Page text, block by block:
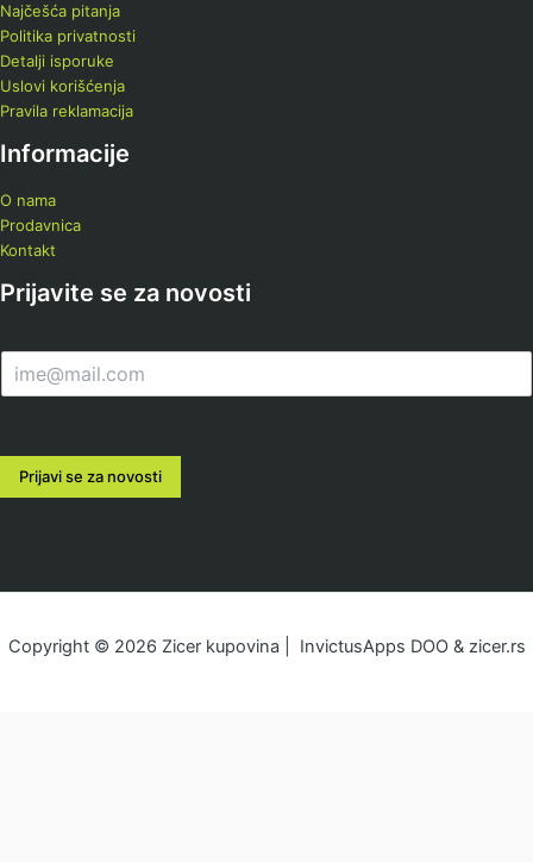
Najčešća pitanja
Politika privatnosti
Detalji isporuke
Uslovi korišćenja
Pravila reklamacija
Informacije
O nama
Prodavnica
Kontakt
Prijavite se za novosti
m
l
Prijavi se za novosti
Copyright © 2026 Zicer kupovina | InvictusApps DOO & zicer.rs